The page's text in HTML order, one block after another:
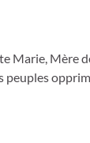
Marie, Mère